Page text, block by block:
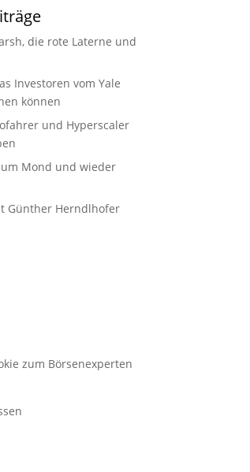
die rote Laterne und
Investoren vom Yale
können
und Hyperscaler
Mond und wieder
Günther Herndlhofer
zum Börsenexperten